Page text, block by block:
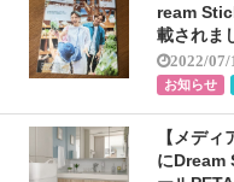
ream
載されま
2022/07/
お知らせ
【メデ
にDream